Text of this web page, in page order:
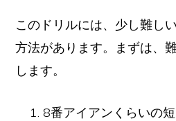
このドリルには、少し難し
方法があります。まずは、
します。
8番アイアンくらいの